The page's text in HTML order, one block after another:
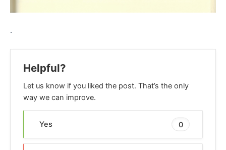
.
Helpful?
Let us know if you liked the post. That’s the only
way we can improve.
Yes 0